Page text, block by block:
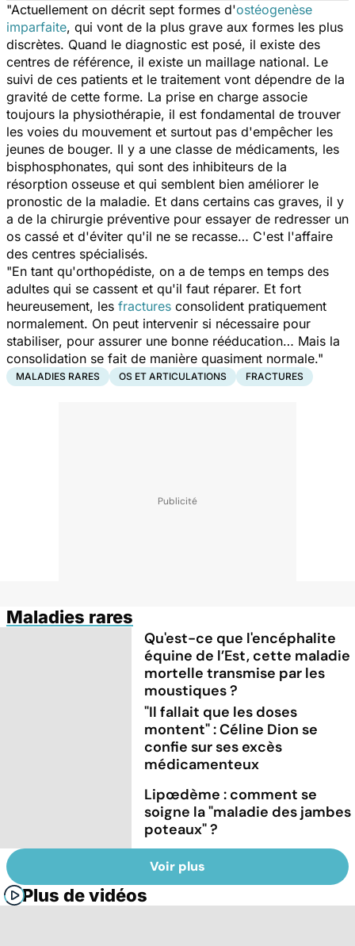
"Actuellement on décrit sept formes d'ostéogenèse
imparfaite, qui vont de la plus grave aux formes les plus
discrètes. Quand le diagnostic est posé, il existe des
centres de référence, il existe un maillage national. Le
suivi de ces patients et le traitement vont dépendre de la
gravité de cette forme. La prise en charge associe
toujours la physiothérapie, il est fondamental de trouver
les voies du mouvement et surtout pas d'empêcher les
jeunes de bouger. Il y a une classe de médicaments, les
bisphosphonates, qui sont des inhibiteurs de la
résorption osseuse et qui semblent bien améliorer le
pronostic de la maladie. Et dans certains cas graves, il y
a de la chirurgie préventive pour essayer de redresser un
os cassé et d'éviter qu'il ne se recasse… C'est l'affaire
des centres spécialisés.
"En tant qu'orthopédiste, on a de temps en temps des
adultes qui se cassent et qu'il faut réparer. Et fort
heureusement, les fractures consolident pratiquement
normalement. On peut intervenir si nécessaire pour
stabiliser, pour assurer une bonne rééducation… Mais la
consolidation se fait de manière quasiment normale."
MALADIES RARES OS ET ARTICULATIONS FRACTURES
Maladies rares
Qu'est-ce que l'encéphalite
équine de l’Est, cette maladie
mortelle transmise par les
moustiques ?
"Il fallait que les doses
montent" : Céline Dion se
confie sur ses excès
médicamenteux
Lipœdème : comment se
soigne la "maladie des jambes
poteaux" ?
Voir plus
Plus de vidéos